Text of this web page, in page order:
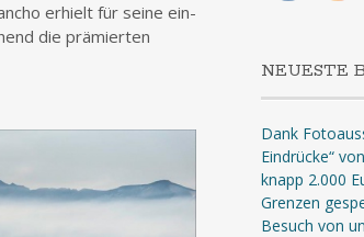
erhielt für sei­ne ein­
die prä­mier­ten
NEUESTE
Dank
Eindrücke“
knapp 2.000
Grenzen
Besuch von